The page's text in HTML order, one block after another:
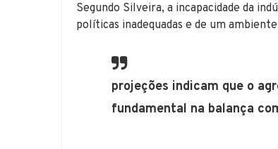
Segundo Silveira, a incapacidade da
políticas inadequadas e de um
projeções indicam que o
fundamental na balança